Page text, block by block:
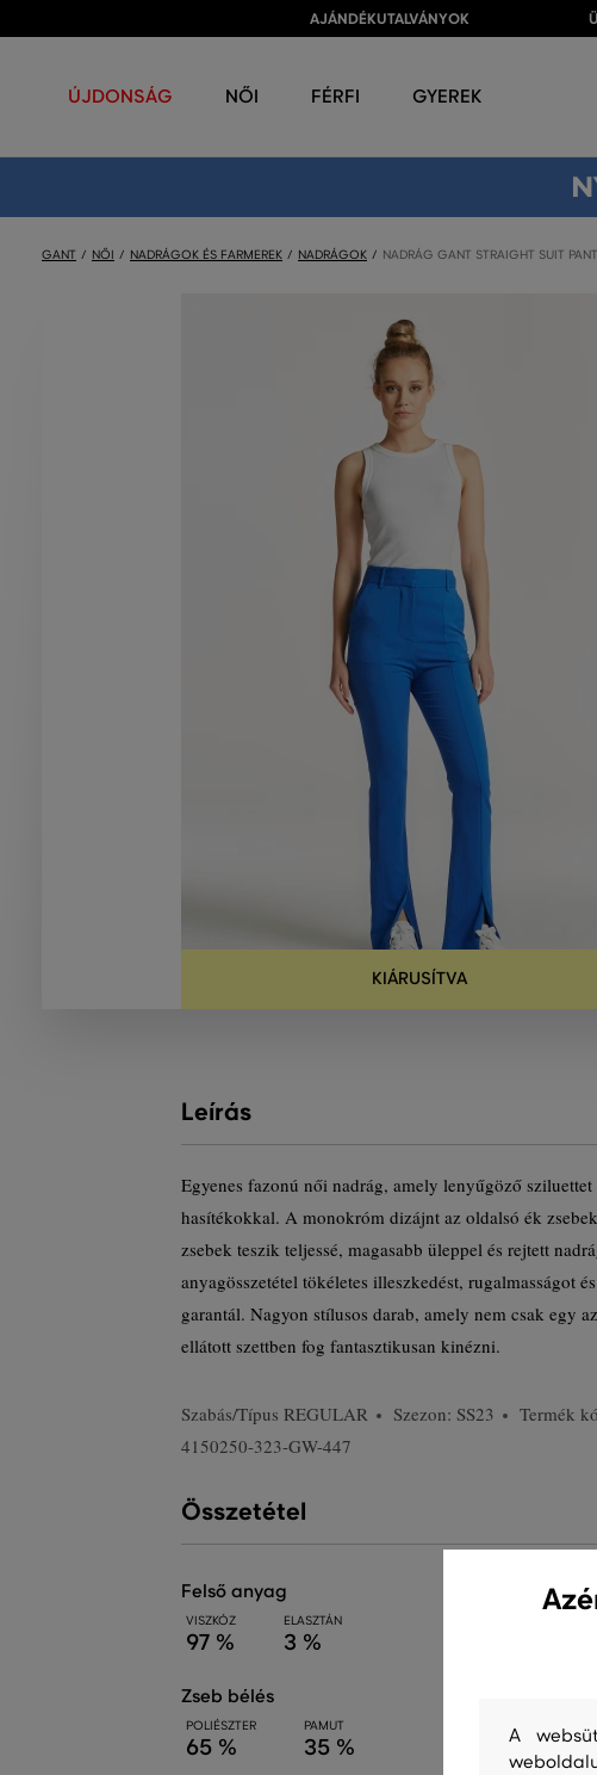
AJÁNDÉKUTALVÁNYOK
ÚJDONSÁG NŐI FÉRFI GYEREK
GANT NŐI NADRÁGOK ÉS FARMEREK NADRÁGOK NADRÁG GANT STRAIGHT SUIT PANT
KIÁRUSÍTVA
Leírás
Egyenes fazonú női nadrág, amely lenyűgöző sziluettet
hasítékokkal. A monokróm dizájnt az oldalsó ék
zsebek teszik teljessé, magasabb üleppel és rejtett
anyagösszetétel tökéletes illeszkedést, rugalmasságot
garantál. Nagyon stílusos darab, amely nem csak egy
ellátott szettben fog fantasztikusan kinézni.
Szabás/Típus REGULAR Szezon: SS23
Termék
4150250-323-GW-447
Összetétel
felső anyag
VISZKÓZ
97 %
ELASZTÁN
3 %
zseb bélés
POLIÉSZTER
65 %
PAMUT
35 %
A